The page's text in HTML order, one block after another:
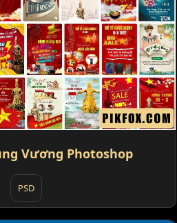
Vương Photoshop
PSD